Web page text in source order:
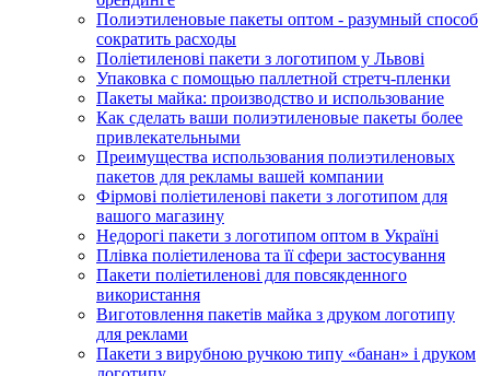
Полиэтиленовые пакеты оптом - разумный способ
сократить расходы
Поліетиленові пакети з логотипом у Львові
Упаковка с помощью паллетной стретч-пленки
Пакеты майка: производство и использование
Как сделать ваши полиэтиленовые пакеты более
привлекательными
Преимущества использования полиэтиленовых
пакетов для рекламы вашей компании
Фірмові поліетиленові пакети з логотипом для
вашого магазину
Недорогі пакети з логотипом оптом в Україні
Плівка поліетиленова та її сфери застосування
Пакети поліетиленові для повсякденного
використання
Виготовлення пакетів майка з друком логотипу
для реклами
Пакети з вирубною ручкою типу «банан» і друком